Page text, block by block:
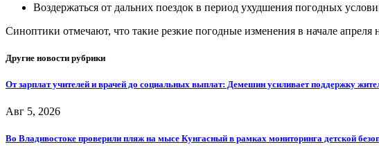
Воздержаться от дальних поездок в период ухудшения погодных
Синоптики отмечают, что такие резкие погодные изменения в начале
Другие новости рубрики
От зарплат учителей и врачей до социальных выплат: Демешин усиливает поддержку
Авг 5, 2026
Во Владивостоке проверили пляж на мысе Кунгасный в рамках мониторинга детской